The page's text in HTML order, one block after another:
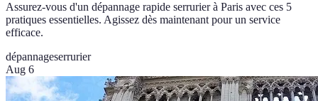
Assurez-vous d'un dépannage rapide serrurier à Paris avec ces 5
pratiques essentielles. Agissez dès maintenant pour un service
efficace.
dépannageserrurier
Aug 6